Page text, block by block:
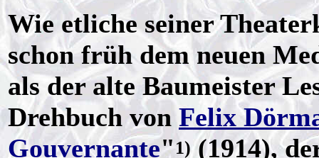
Wie etliche seiner
schon früh dem neuen
als der alte Baumeister
Drehbuch von Felix
Gouvernante" 1)(1914),